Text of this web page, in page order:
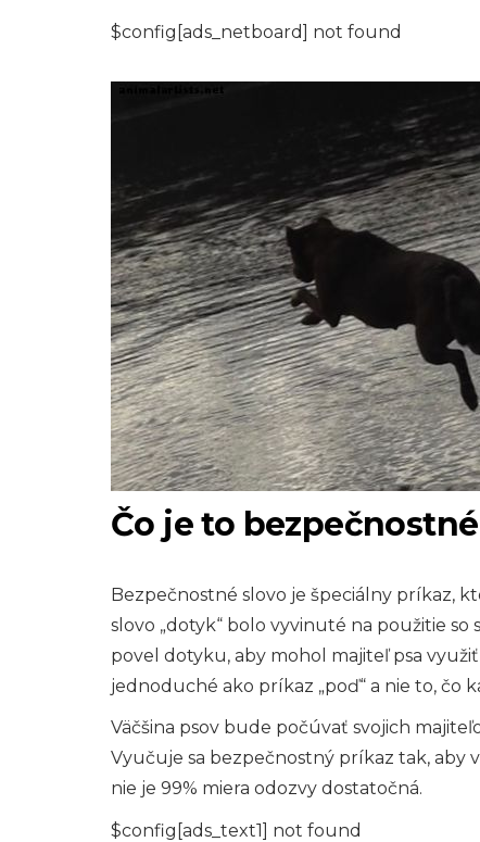
$config[ads_netboard] not found
Čo je to
Bezpečnostné slovo je špeciálny príkaz,
slovo „dotyk“ bolo vyvinuté na použitie
povel dotyku, aby mohol majiteľ psa
jednoduché ako príkaz „poď“ a nie to, čo
Väčšina psov bude počúvať svojich
Vyučuje sa bezpečnostný príkaz tak, aby
nie je 99% miera odozvy dostatočná.
$config[ads_text1] not found
PSY
Populárne
psov, ktoré by
nemali osvojiť
8,2026